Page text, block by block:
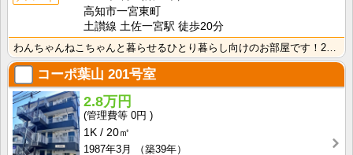
高知市一宮東町
土讃線 土佐一宮駅 徒歩20分
コーポ葉山 201号室
2.8万円
0円
1K
20㎡
1987年3月
（築39年）